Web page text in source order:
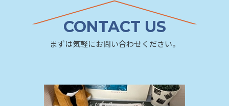
CONTACT US
まずは気軽にお問い合わせください。